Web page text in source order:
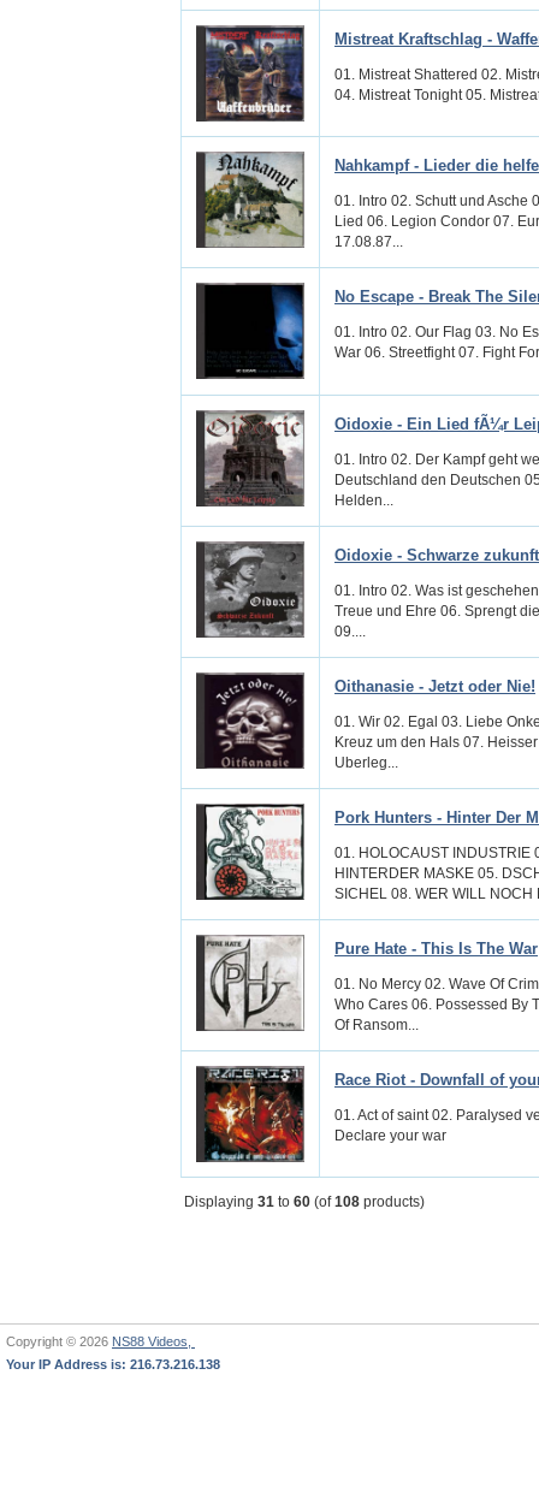
Mistreat Kraftschlag -
01. Mistreat Shattered 02.
04. Mistreat Tonight 05.
Nahkampf - Lieder die
01. Intro 02. Schutt und Asche
Lied 06. Legion Condor 07.
17.08.87...
No Escape - Break The
01. Intro 02. Our Flag 03. No
War 06. Streetfight 07. Fight
Oidoxie - Ein Lied fÃ¼r
01. Intro 02. Der Kampf geht
Deutschland den Deutschen
Helden...
Oidoxie - Schwarze zukunft
01. Intro 02. Was ist
Treue und Ehre 06. Sprengt
09....
Oithanasie - Jetzt oder Nie!
01. Wir 02. Egal 03. Liebe
Kreuz um den Hals 07.
Uberleg...
Pork Hunters - Hinter Der
01. HOLOCAUST INDUSTRIE
HINTERDER MASKE 05.
SICHEL 08. WER WILL NOCH
Pure Hate - This Is The War
01. No Mercy 02. Wave Of
Who Cares 06. Possessed By
Of Ransom...
Race Riot - Downfall of
01. Act of saint 02. Paralysed
Declare your war
Displaying 31 to 60 (of108 products)
Copyright © 2026 NS88 Videos,
Your IP Address is: 216.73.216.138